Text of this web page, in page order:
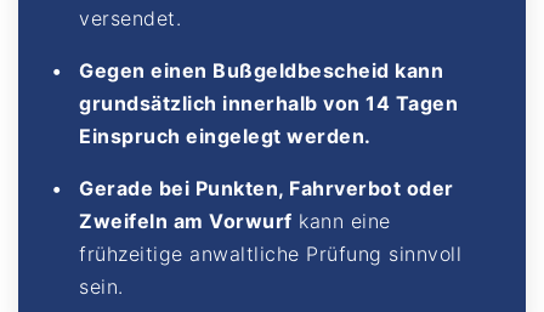
versendet.
Gegen einen Bußgeldbescheid kann
grundsätzlich innerhalb von 14 Tagen
Einspruch eingelegt werden.
Gerade bei Punkten, Fahrverbot oder
Zweifeln am Vorwurf kann eine
frühzeitige anwaltliche Prüfung sinnvoll
sein.